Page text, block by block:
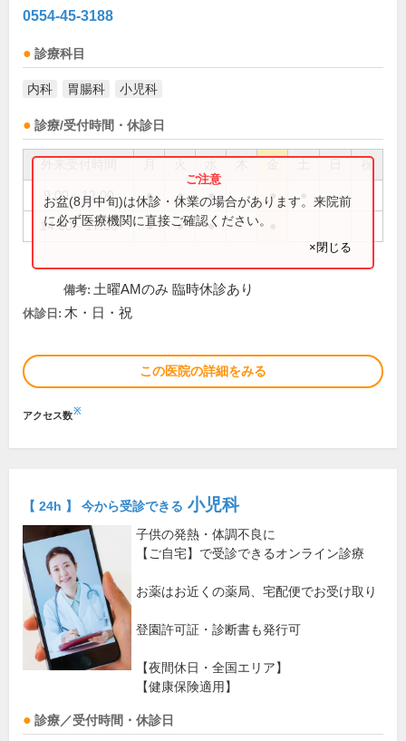
0554-45-3188
診療科目
内科 胃腸科 小児科
診療/受付時間・休診日
祝
9:00～12:00 ● ● ● ●
14:00～17:00 ● ● ●
お盆(8月中旬)は休診・休業の場合があります。来院前
に必ず医療機関に直接ご確認ください。
×閉じる
備考: 土曜AMのみ 臨時休診あり
休診日: 木・日・祝
この医院の詳細をみる
アクセス数※
【 24h 】 今から受診できる 小児科
子供の発熱・体調不良に
【ご自宅】で受診できるオンライン診療
お薬はお近くの薬局、宅配便でお受け取り
登園許可証・診断書も発行可
【夜間休日・全国エリア】
【健康保険適用】
診療／受付時間・休診日